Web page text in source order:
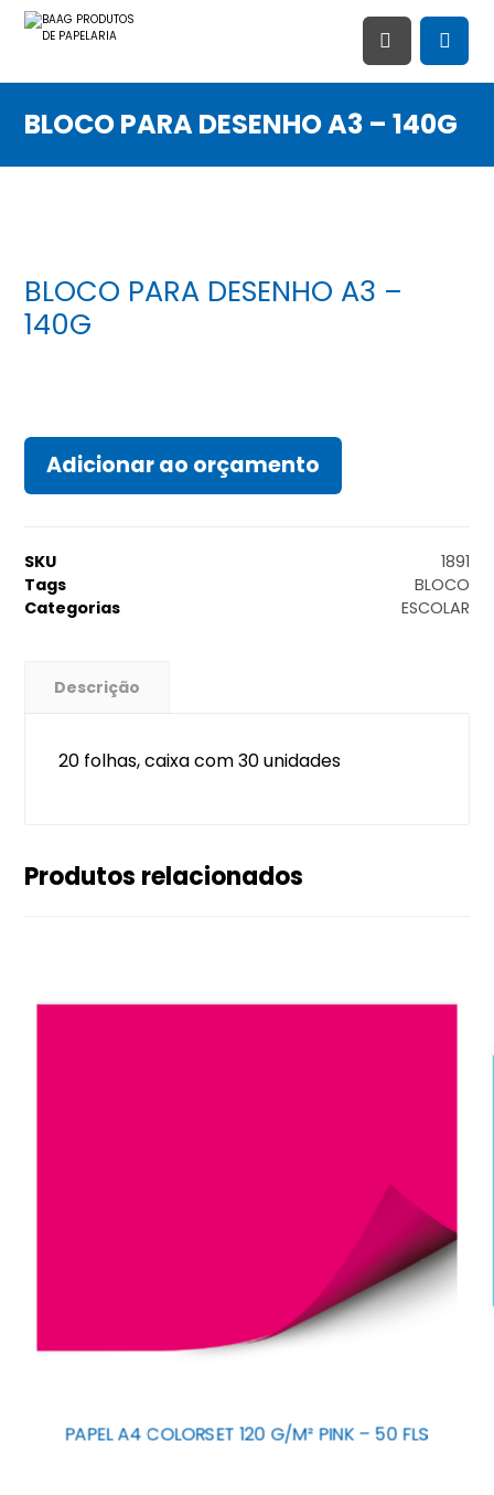
BLOCO PARA DESENHO A3 – 140G
BLOCO PARA DESENHO A3 –
140G
Adicionar ao orçamento
SKU
1891
Tags
BLOCO
Categorias
ESCOLAR
Descrição
20 folhas, caixa com 30 unidades
Produtos relacionados
PAPEL A4 COLORSET 120 G/M² PINK – 50 FLS